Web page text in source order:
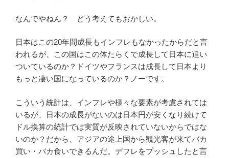
なんでやねん？ どう考えてもおかしい。
日本はこの20年間成長もインフレもなかったからだと言
われるが、この国はこの体たらくで成長して日本に追い
ついているのか？ドイツやフランスは成長して日本より
もっと凄い国になっているのか？ノーです。
こういう統計は、インフレや様々な要素が考慮されては
いるが、日本の成長がないのは日本円が安くなり続けて
ドル換算の統計では実質が反映されていないからではな
いのか？だから、アジアの途上国から観光客が来てバカ
買い・バカ食いできるんだ。デフレをプッシュしたと言